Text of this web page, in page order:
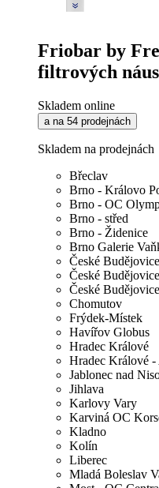
Friobar by
filtrových
Skladem online
a na 54 prodejnách
Skladem na prodejnách
Břeclav
Brno - Královo
Brno - OC
Brno - střed
Brno - Židenice
Brno Galerie
České
České
České
Chomutov
Frýdek-Místek
Havířov Globus
Hradec Králové
Hradec Králové
Jablonec nad
Jihlava
Karlovy Vary
Karviná OC
Kladno
Kolín
Liberec
Mladá Boleslav